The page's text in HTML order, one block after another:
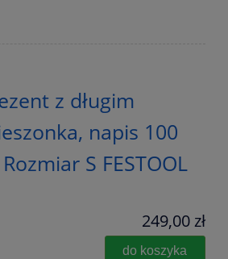
z długim
napis 100
S FESTOOL
249,00 zł
do koszyka